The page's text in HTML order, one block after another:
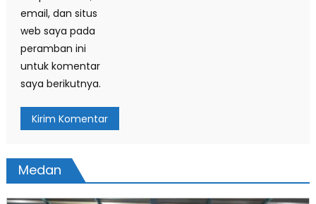
email, dan situs
web saya pada
peramban ini
untuk komentar
saya berikutnya.
Medan